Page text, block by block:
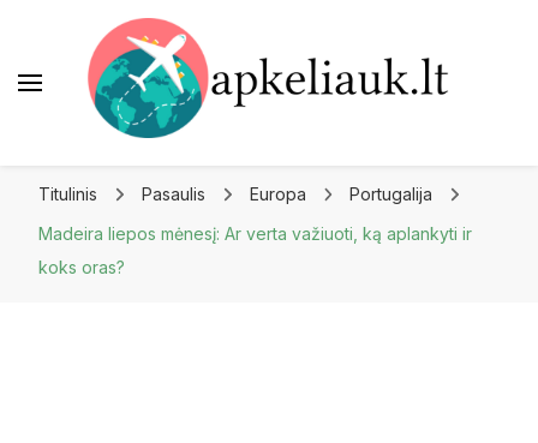
Titulinis Pasaulis Europa
Portugalija
Madeira liepos mėnesį: Ar verta važiuoti, ką aplankyti ir
koks oras?